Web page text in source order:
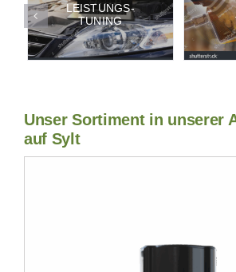
LEISTUNGS-
TUNING
Unser Sortiment in unserer
auf Sylt